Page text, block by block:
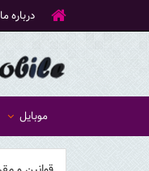
درباره ما
موبایل